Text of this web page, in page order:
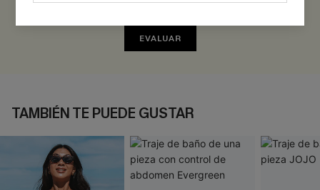
EVALUAR
TAMBIÉN TE PUEDE GUSTAR